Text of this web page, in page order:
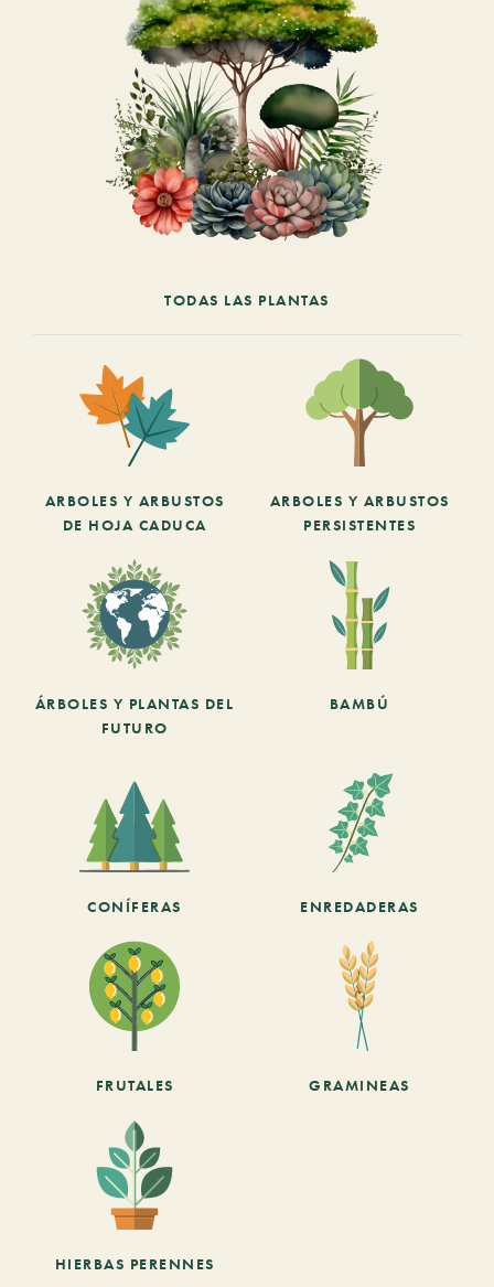
TODAS LAS PLANTAS
ARBOLES Y ARBUSTOS
DE HOJA CADUCA
ARBOLES Y ARBUSTOS
PERSISTENTES
ÁRBOLES Y PLANTAS DEL
FUTURO
BAMBÚ
CONÍFERAS ENREDADERAS
FRUTALES GRAMINEAS
HIERBAS PERENNES